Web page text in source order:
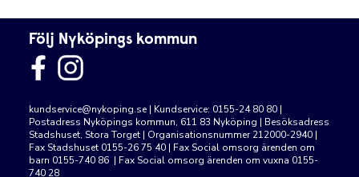
Följ Nyköpings kommun
kundservice@nykoping.se | Kundservice: 0155-24 80 80 |
Postadress Nyköpings kommun, 611 83 Nyköping | Besöksadress
Stadshuset, Stora Torget | Organisationsnummer 212000-2940 |
Fax Stadshuset 0155-26 75 40 | Fax Social omsorg ärenden om
barn 0155-740 86 | Fax Social omsorg ärenden om vuxna 0155-
740 28